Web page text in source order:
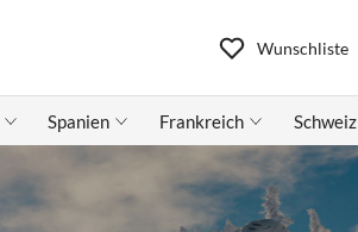
Wunschliste
Spanien Frankreich Schweiz